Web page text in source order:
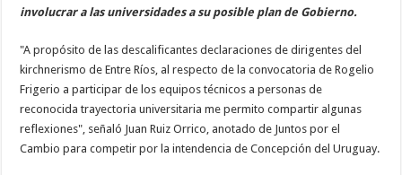
involucrar a las universidades a su posible plan de Gobierno.
"A propósito de las descalificantes declaraciones de dirigentes del
kirchnerismo de Entre Ríos, al respecto de la convocatoria de Rogelio
Frigerio a participar de los equipos técnicos a personas de
reconocida trayectoria universitaria me permito compartir algunas
reflexiones", señaló Juan Ruiz Orrico, anotado de Juntos por el
Cambio para competir por la intendencia de Concepción del Uruguay.